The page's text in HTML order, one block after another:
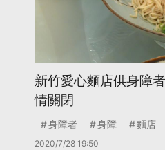
新竹愛心麵店供身障
情關閉
身障者 身障 麵店
2020/7/28 19:50